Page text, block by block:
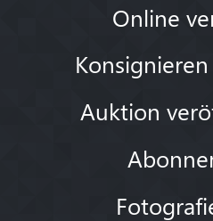
Online
Auktion